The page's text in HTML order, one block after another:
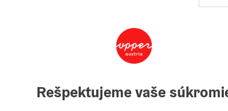
best view of the world's longest castle and the town
Rešpektujeme vaše